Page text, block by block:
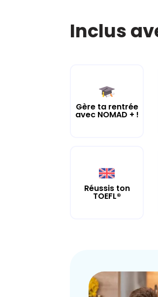
Inclus
Gère ta rentrée
avec NOMAD + !
Réussis ton
TOEFL®